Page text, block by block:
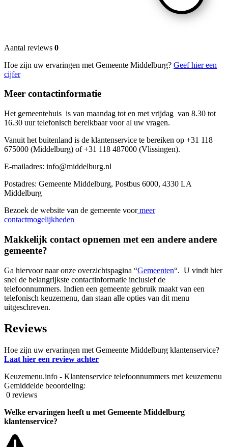
Aantal reviews 0
Hoe zijn uw ervaringen met Gemeente Middelburg? Geef hier een
cijfer
Meer contactinformatie
Het gemeentehuis is van maandag tot en met vrijdag van 8.30 tot
16.30 uur telefonisch bereikbaar voor al uw vragen.
Vanuit het buitenland is de klantenservice te bereiken op +31 118
675000 (Middelburg) of +31 118 487000 (Vlissingen).
E-mailadres: info@middelburg.nl
Postadres: Gemeente Middelburg, Postbus 6000, 4330 LA
Middelburg
Bezoek de website van de gemeente voormeer
contactmogelijkheden
Makkelijk contact opnemen met een andere andere
gemeente?
Ga hiervoor naar onze overzichtspagina “Gemeenten“. U vindt hier
snel de belangrijkste contactinformatie inclusief de
telefoonnummers. Indien een gemeente gebruik maakt van een
telefonisch keuzemenu, dan staan alle opties van dit menu
uitgeschreven.
Reviews
Hoe zijn uw ervaringen met Gemeente Middelburg klantenservice?
Laat hier een review achter
Keuzemenu.info - Klantenservice telefoonnummers met keuzemenu
Gemiddelde beoordeling:
0 reviews
Welke ervaringen heeft u met Gemeente Middelburg
klantenservice?